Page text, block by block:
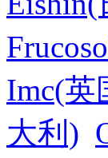
Imc(英
大利)